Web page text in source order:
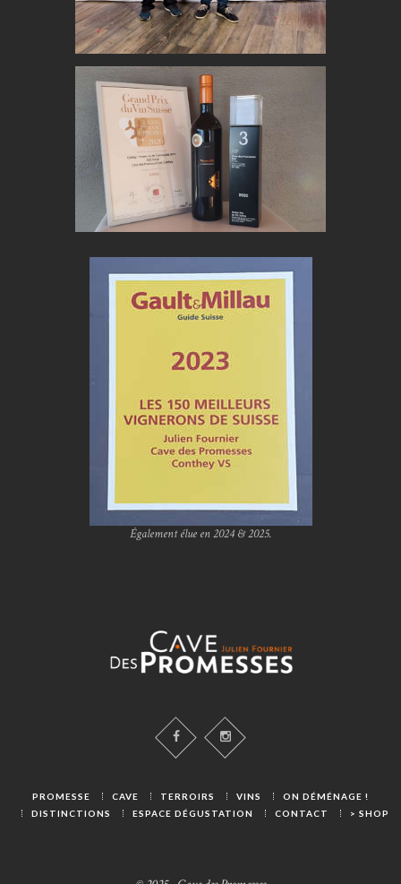
Également élue en 2024 & 2025.
PROMESSE CAVE TERROIRS VINS
ON DÉMÉNAGE !
DISTINCTIONS
ESPACE DÉGUSTATION CONTACT > SHOP